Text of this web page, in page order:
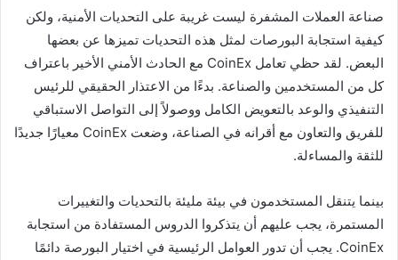
صناعة العملات المشفرة ليست غريبة على التحديات الأمنية، ولكن
كيفية استجابة البورصات لمثل هذه التحديات تميزها عن بعضها
البعض. لقد حظي تعامل CoinEx مع الحادث الأمني الأخير باعتراف
كل من المستخدمين والصناعة. بدءًا من الاعتذار الحقيقي للرئيس
التنفيذي والوعد بالتعويض الكامل ووصولاً إلى التواصل الاستباقي
للفريق والتعاون مع أقرانه في الصناعة، وضعت CoinEx معيارًا جديدًا
للثقة والمساءلة.
بينما يتنقل المستخدمون في بيئة مليئة بالتحديات والتغييرات
المستمرة، يجب عليهم أن يتذكروا الدروس المستفادة من استجابة
CoinEx. يجب أن تدور العوامل الرئيسية في اختيار البورصة دائمًا